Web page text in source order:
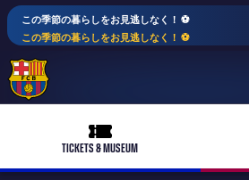
この季節の暮らしをお見逃しなく！ ⚽️
この季節の暮らしをお見逃しなく！ ⚽️
ticket-full
TICKETS & MUSEUM